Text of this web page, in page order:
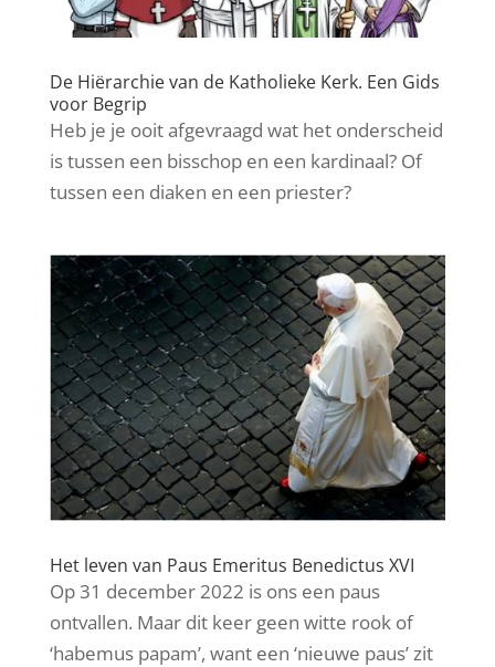
De Hiërarchie van de Katholieke Kerk. Een Gids
voor Begrip
Heb je je ooit afgevraagd wat het onderscheid
is tussen een bisschop en een kardinaal? Of
tussen een diaken en een priester?
Het leven van Paus Emeritus Benedictus XVI
Op 31 december 2022 is ons een paus
ontvallen. Maar dit keer geen witte rook of
‘habemus papam’, want een ‘nieuwe paus’ zit